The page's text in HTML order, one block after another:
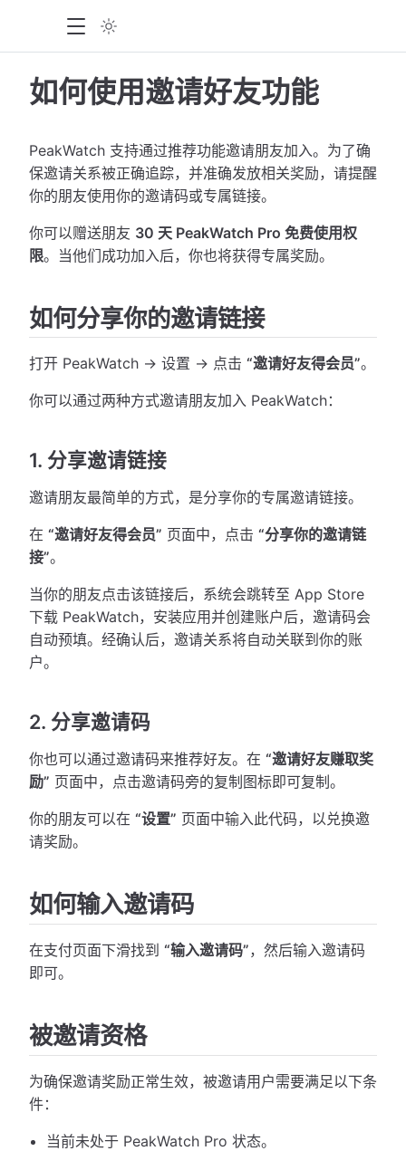
如何使用邀请好友功能
PeakWatch 支持通过推荐功能邀请朋友加入。为了确
保邀请关系被正确追踪，并准确发放相关奖励，请提醒
你的朋友使用你的邀请码或专属链接。
你可以赠送朋友 30 天 PeakWatch Pro 免费使用权
限。当他们成功加入后，你也将获得专属奖励。
如何分享你的邀请链接
打开 PeakWatch → 设置 → 点击 “邀请好友得会员”。
你可以通过两种方式邀请朋友加入 PeakWatch：
1. 分享邀请链接
邀请朋友最简单的方式，是分享你的专属邀请链接。
在 “邀请好友得会员” 页面中，点击 “分享你的邀请链
接”。
当你的朋友点击该链接后，系统会跳转至 App Store
下载 PeakWatch，安装应用并创建账户后，邀请码会
自动预填。经确认后，邀请关系将自动关联到你的账
户。
2. 分享邀请码
你也可以通过邀请码来推荐好友。在 “邀请好友赚取奖
励” 页面中，点击邀请码旁的复制图标即可复制。
你的朋友可以在 “设置” 页面中输入此代码，以兑换邀
请奖励。
如何输入邀请码
在支付页面下滑找到 “输入邀请码”，然后输入邀请码
即可。
被邀请资格
为确保邀请奖励正常生效，被邀请用户需要满足以下条
件：
当前未处于 PeakWatch Pro 状态。